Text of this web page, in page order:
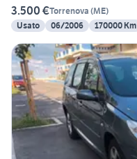
3.500 €Torrenova (ME)
Usato
06/2006 170000 Km